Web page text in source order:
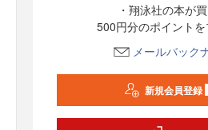
・翔泳社の本が
500円分のポイントを
メールバック
新規会員登録